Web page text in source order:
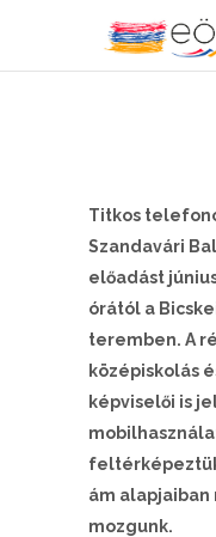
Titkos
Szandavári
előadást
órától a
teremben. A
középiskolás
képviselői is
ám alapjaiban
mozgunk.